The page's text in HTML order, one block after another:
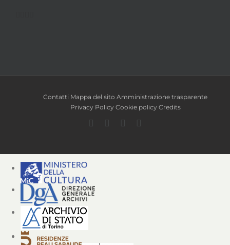
Contatti Mappa del sito Amministrazione trasparente
Privacy Policy Cookie policy Credits
Facebook
TwitterYouTube